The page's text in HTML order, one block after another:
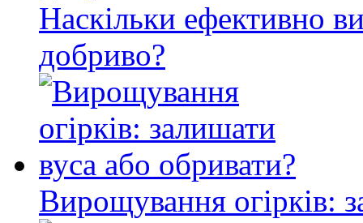
Наскільки ефективно
добриво?
Вирощування огірків: